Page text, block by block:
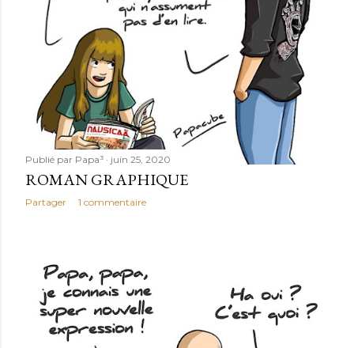
Publié par Papa³ juin 25, 2020
ROMAN GRAPHIQUE
Partager 1 commentaire